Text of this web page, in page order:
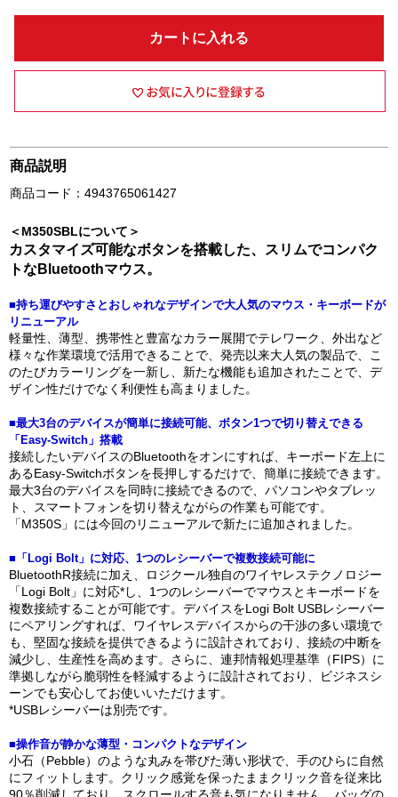
カートに入れる
商品説明
商品コード：4943765061427
＜M350SBLについて＞
カスタマイズ可能なボタンを搭載した、スリムでコンパク
トなBluetoothマウス。
■持ち運びやすさとおしゃれなデザインで大人気のマウス・キーボードが
リニューアル
軽量性、薄型、携帯性と豊富なカラー展開でテレワーク、外出など
様々な作業環境で活用できることで、発売以来大人気の製品で、こ
のたびカラーリングを一新し、新たな機能も追加されたことで、デ
ザイン性だけでなく利便性も高まりました。
■最大3台のデバイスが簡単に接続可能、ボタン1つで切り替えできる
「Easy-Switch」搭載
接続したいデバイスのBluetoothをオンにすれば、キーボード左上に
あるEasy-Switchボタンを長押しするだけで、簡単に接続できます。
最大3台のデバイスを同時に接続できるので、パソコンやタブレッ
ト、スマートフォンを切り替えながらの作業も可能です。
「M350S」には今回のリニューアルで新たに追加されました。
■「Logi Bolt」に対応、1つのレシーバーで複数接続可能に
BluetoothR接続に加え、ロジクール独自のワイヤレステクノロジー
「Logi Bolt」に対応*し、1つのレシーバーでマウスとキーボードを
複数接続することが可能です。デバイスをLogi Bolt USBレシーバー
にペアリングすれば、ワイヤレスデバイスからの干渉の多い環境で
も、堅固な接続を提供できるように設計されており、接続の中断を
減少し、生産性を高めます。さらに、連邦情報処理基準（FIPS）に
準拠しながら脆弱性を軽減するように設計されており、ビジネスシ
ーンでも安心してお使いいただけます。
*USBレシーバーは別売です。
■操作音が静かな薄型・コンパクトなデザイン
小石（Pebble）のような丸みを帯びた薄い形状で、手のひらに自然
にフィットします。クリック感覚を保ったままクリック音を従来比